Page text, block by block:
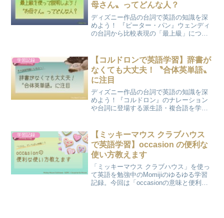
母さん〟ってどんな人？
ディズニー作品の台詞で英語の知識を深
めよう！ 『ピーター・パン』ウェンディ
の台詞から比較表現の「最上級」につい
学習記録
【コルドロンで英語学習】辞書が
なくても大丈夫！〝合体英単語〟
に注目
ディズニー作品の台詞で英語の知識を深
めよう！『コルドロン』のナレーション
や台詞に登場する派生語・複合語を学び
学習記録
【ミッキーマウス クラブハウス
で英語学習】occasion の便利な
使い方教えます
「ミッキーマウス クラブハウス」を使っ
て英語を勉強中のMomijiのゆるゆる学習
記録。今回は「occasionの意味と便利な